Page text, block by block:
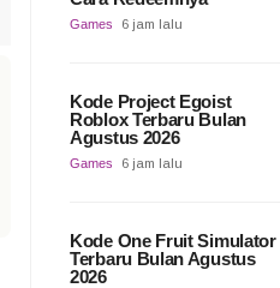
Games 6 jam lalu
Kode Project Egoist
Roblox Terbaru Bulan
Agustus 2026
Games 6 jam lalu
Kode One Fruit Simulator
Terbaru Bulan Agustus
2026